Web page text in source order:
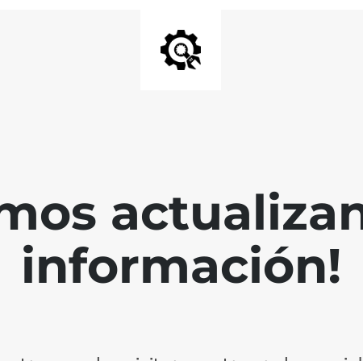
información!